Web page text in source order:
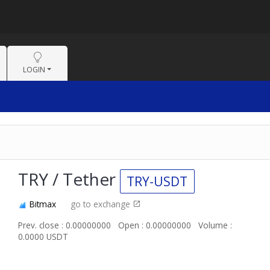
LOGIN
TRY / Tether TRY-USDT
Bitmax
go to exchange
Prev. close : 0.00000000
Open : 0.00000000
Volume :
0.0000 USDT